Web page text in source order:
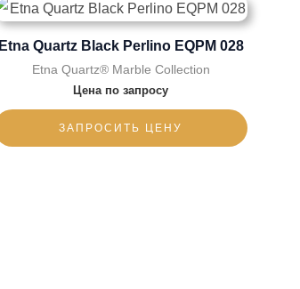
Etna Quartz Black Perlino EQPM 028
Etna Quartz® Marble Collection
Цена по запросу
ЗАПРОСИТЬ ЦЕНУ